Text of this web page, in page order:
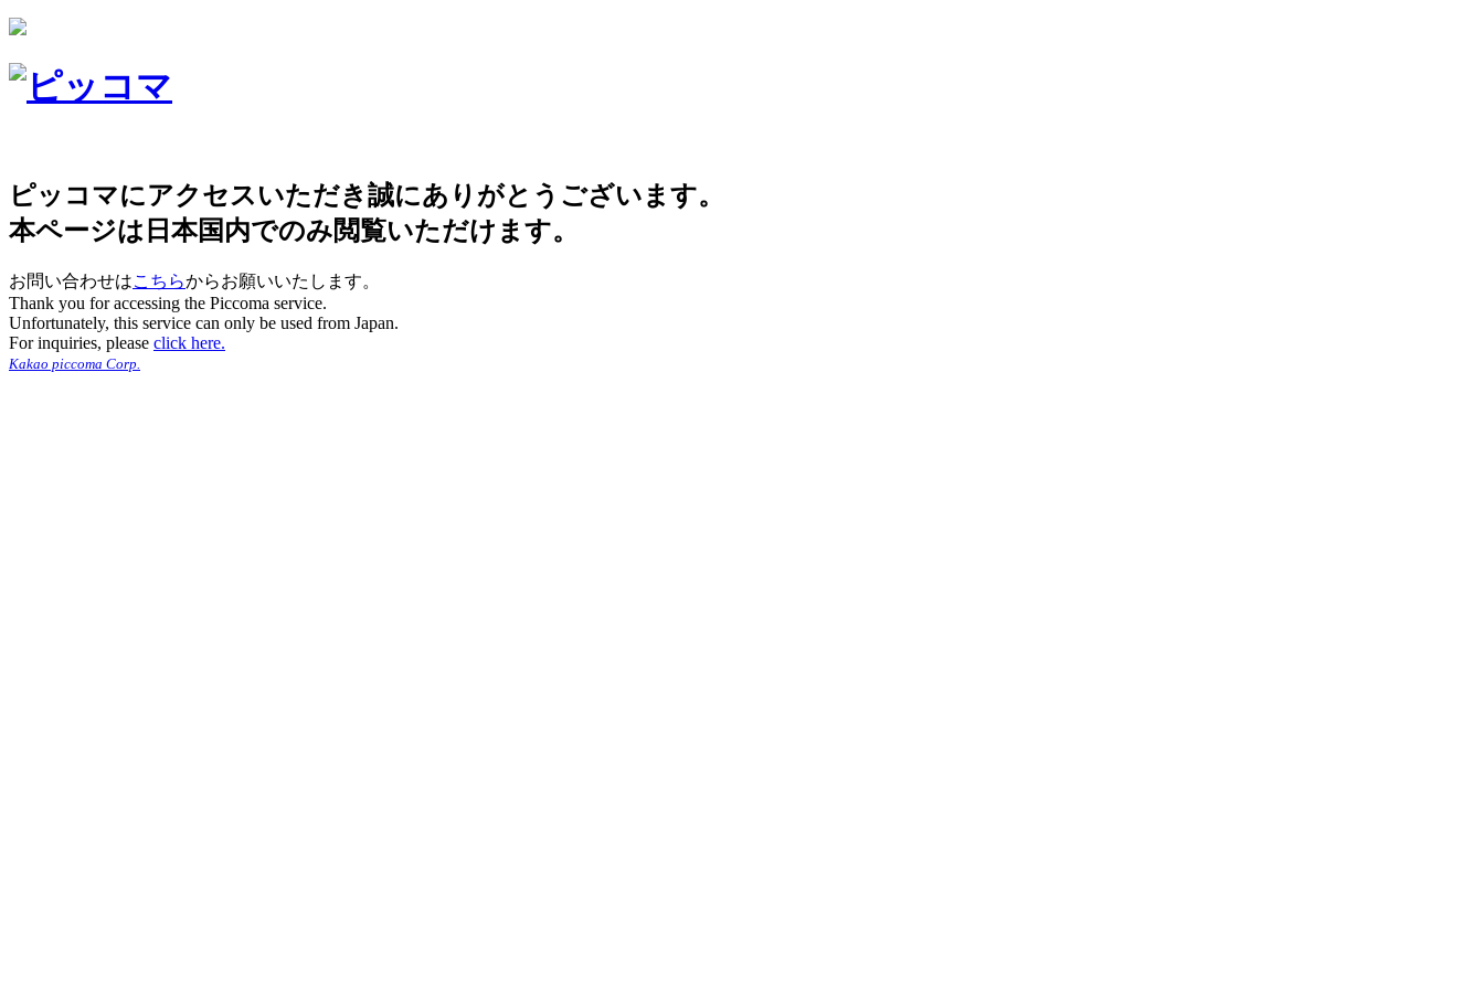
ピッコマにアクセスいただき誠にありがとうございます。
本ページは日本国内でのみ閲覧いただけます。
お問い合わせはこちらからお願いいたします。
Thank you for accessing the Piccoma service.
Unfortunately, this service can only be used from Japan.
For inquiries, please click here.
Kakao piccoma Corp.